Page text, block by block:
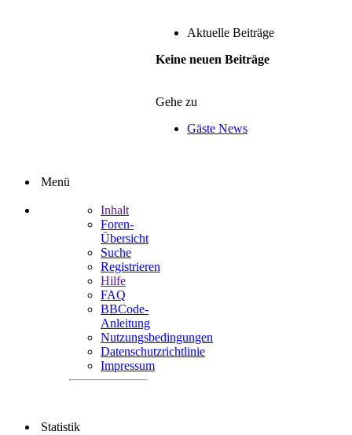
Aktuelle Beiträge
Keine neuen Beiträge
Gehe zu
Gäste News
Menü
Inhalt
Foren-
Übersicht
Suche
Registrieren
Hilfe
FAQ
BBCode-
Anleitung
Nutzungsbedingungen
Datenschutzrichtlinie
Impressum
Statistik